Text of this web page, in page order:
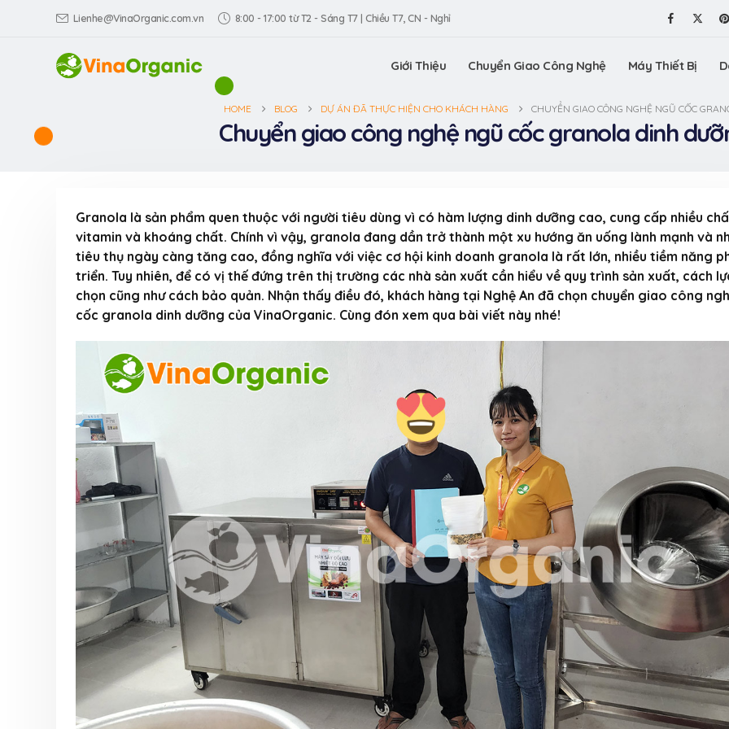
Lienhe@VinaOrganic.com.vn 8:00 - 17:00 từ T2 - Sáng T7 | Chiều T7, CN - Nghỉ
Giới Thiệu Chuyển Giao Công Nghệ Máy Thiết Bị
HOME BLOG DỰ ÁN ĐÃ THỰC HIỆN CHO KHÁCH HÀNG CHUYỂN GIAO CÔNG NGHỆ NGŨ CỐC
Chuyển giao công nghệ ngũ cốc granola dinh
Granola là sản phẩm quen thuộc với người tiêu dùng vì có hàm lượng dinh dưỡng cao, cung cấp nhiều
vitamin và khoáng chất. Chính vì vậy, granola đang dần trở thành một xu hướng ăn uống lành mạnh và
tiêu thụ ngày càng tăng cao, đồng nghĩa với việc cơ hội kinh doanh granola là rất lớn, nhiều tiềm năng
triển. Tuy nhiên, để có vị thế đứng trên thị trường các nhà sản xuất cần hiểu về quy trình sản xuất, cách
chọn cũng như cách bảo quản. Nhận thấy điều đó, khách hàng tại Nghệ An đã chọn chuyển giao công
cốc granola dinh dưỡng của VinaOrganic. Cùng đón xem qua bài viết này nhé!
VinaOrganic tham gia
Triển lãm Dấu ấn Thương
VinaOrganic tham dự hội
thảo tại Cần Thơ
5 Tháng 8, 2026
Tháng 08 rộn ràng –
Ngập tràn ưu đãi từ
VinaOrganic
1 Tháng 8, 2026
Bí quyết bứt phá doanh
thu nhờ máy hấp ủ đa
năng VinaOrganic
31 Tháng 7, 2026
Đầu tư dây chuyền sản
xuất muối VinaOrganic –
Nâng cao năng lực sản
Máy vê
Công
vị, chất lượng cao
29 Tháng 7, 2026
kiện Hội
và Công
sau thu hoạch
29 Tháng 7, 2026
Khép lại
nối sức
thành công
27 Tháng 7, 2026